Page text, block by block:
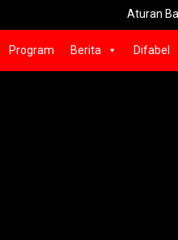
Aturan Baru Batas
Program Berita Difabel